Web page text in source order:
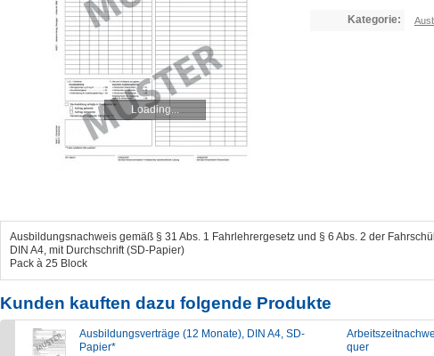
Loading...
Kategorie:
Ausbildungsnachweis gemäß § 31 Abs. 1 Fahrlehrergesetz und § 6 Abs. 2 der
DIN A4, mit Durchschrift (SD-Papier)
Pack à 25 Block
Kunden kauften dazu folgende Produkte
Ausbildungsverträge (12 Monate), DIN A4, SD-
Papier*
quer